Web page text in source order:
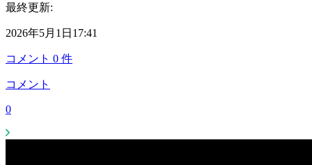
最終更新:
2026年5月1日17:41
コメント 0 件
コメント
0